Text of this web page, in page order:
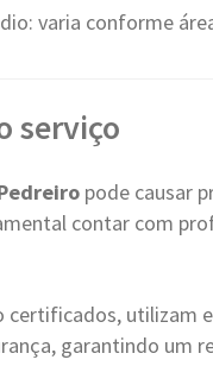
varia conforme
serviço
pode causar
contar com
certificados, utilizam
garantindo um